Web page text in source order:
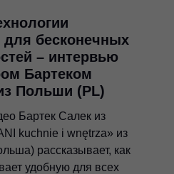
бесконечных
– интервью
Бартеком
Польши (PL)
Бартек Салек из
kuchnie i wnętrza» из
рассказывает, как
удобную для всех